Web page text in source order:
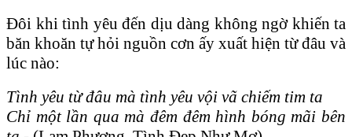
Đôi khi tình yêu đến dịu dàng không ngờ khiến ta
băn khoăn tự hỏi nguồn cơn ấy xuất hiện từ đâu và
lúc nào:
Tình yêu từ đâu mà tình yêu vội vã chiếm tim ta
Chỉ một lần qua mà đêm đêm hình bóng mãi bên